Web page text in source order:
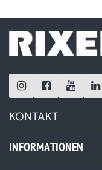
KONTAKT
INFORMATIONEN